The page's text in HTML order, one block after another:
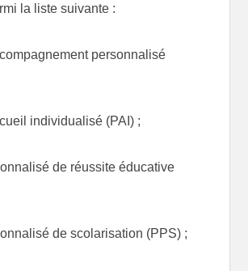
la liste suivante :
personnalisé
individualisé (PAI) ;
de réussite éducative
de scolarisation (PPS) ;